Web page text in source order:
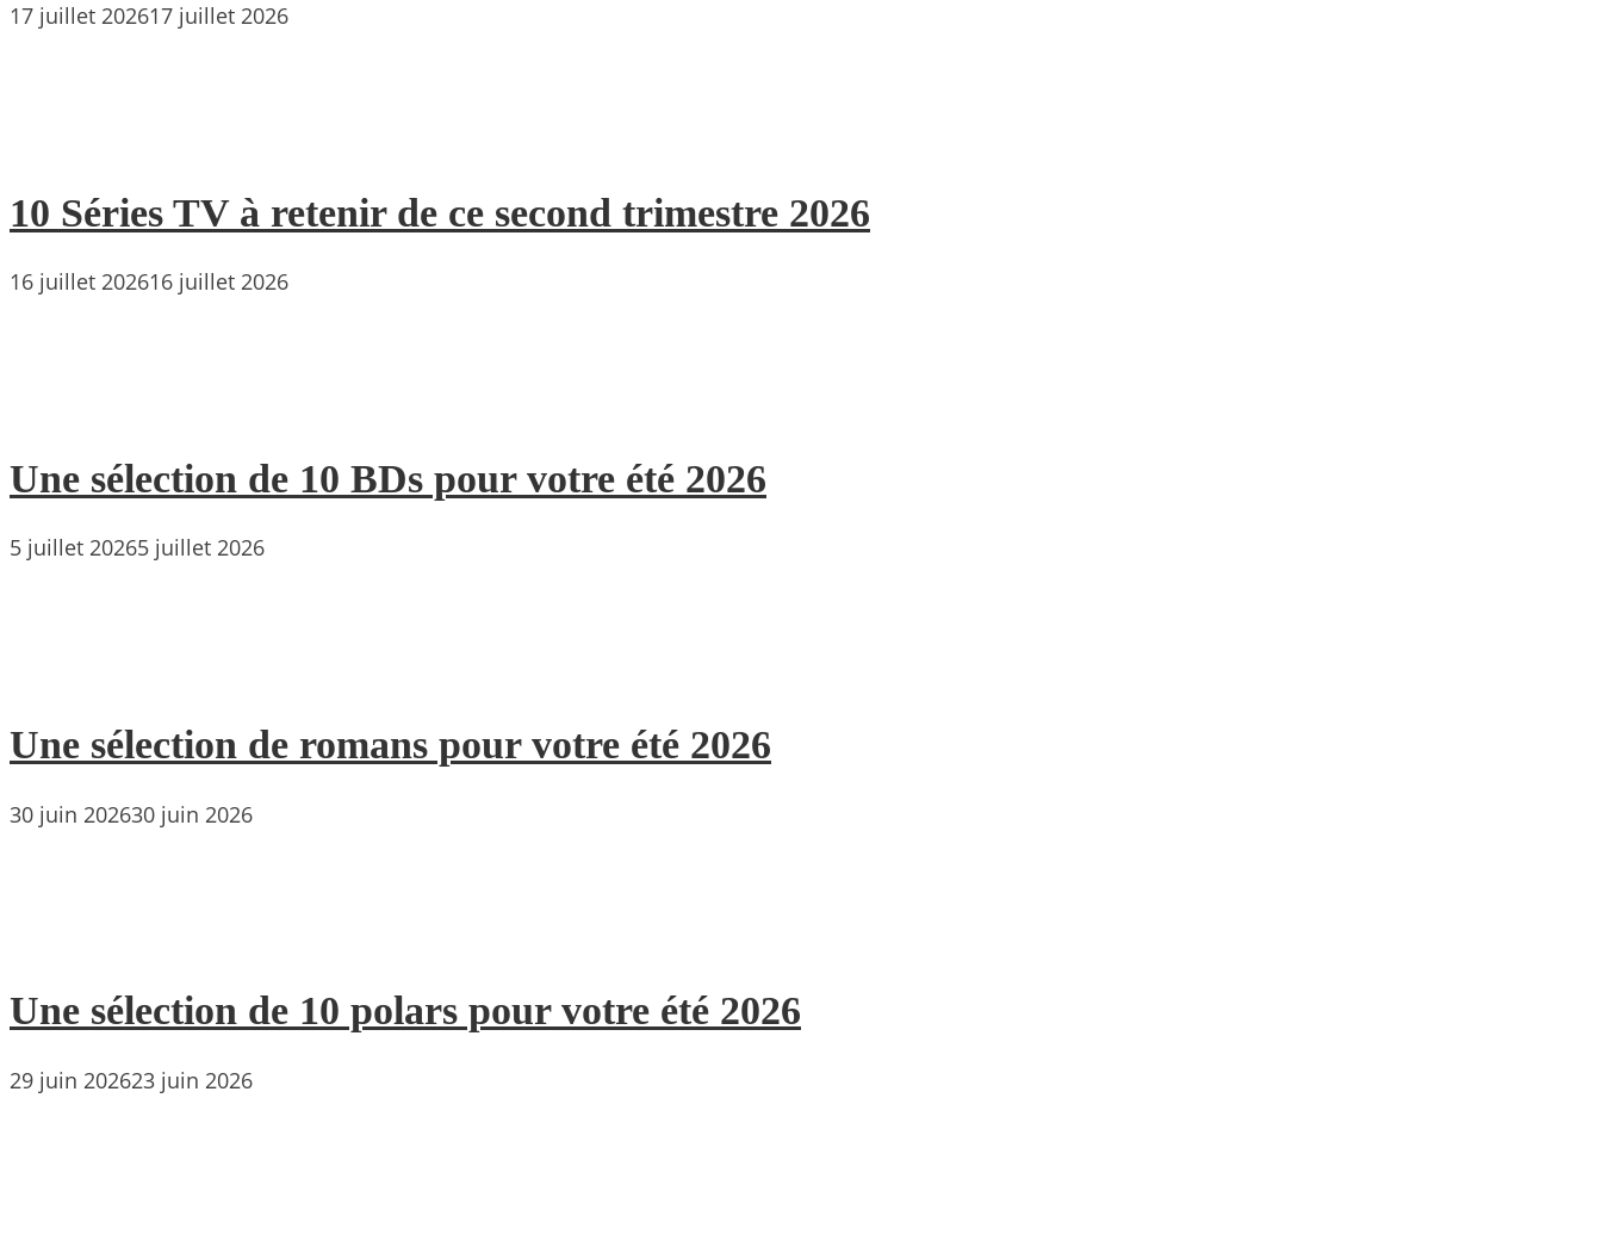
17 juillet 202617 juillet 2026
10 Séries TV à retenir de ce second trimestre 2026
16 juillet 202616 juillet 2026
Une sélection de 10 BDs pour votre été 2026
5 juillet 20265 juillet 2026
Une sélection de romans pour votre été 2026
30 juin 202630 juin 2026
Une sélection de 10 polars pour votre été 2026
29 juin 202623 juin 2026